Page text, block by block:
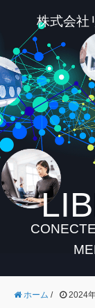
株式会社
ホーム / 2024